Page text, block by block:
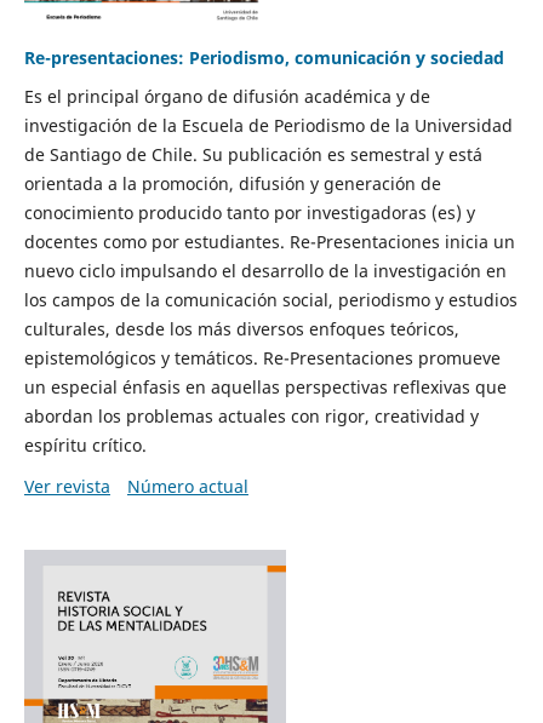
Re-presentaciones: Periodismo, comunicación y sociedad
Es el principal órgano de difusión académica y de
investigación de la Escuela de Periodismo de la Universidad
de Santiago de Chile. Su publicación es semestral y está
orientada a la promoción, difusión y generación de
conocimiento producido tanto por investigadoras (es) y
docentes como por estudiantes. Re-Presentaciones inicia un
nuevo ciclo impulsando el desarrollo de la investigación en
los campos de la comunicación social, periodismo y estudios
culturales, desde los más diversos enfoques teóricos,
epistemológicos y temáticos. Re-Presentaciones promueve
un especial énfasis en aquellas perspectivas reflexivas que
abordan los problemas actuales con rigor, creatividad y
espíritu crítico.
Ver revista
Número actual